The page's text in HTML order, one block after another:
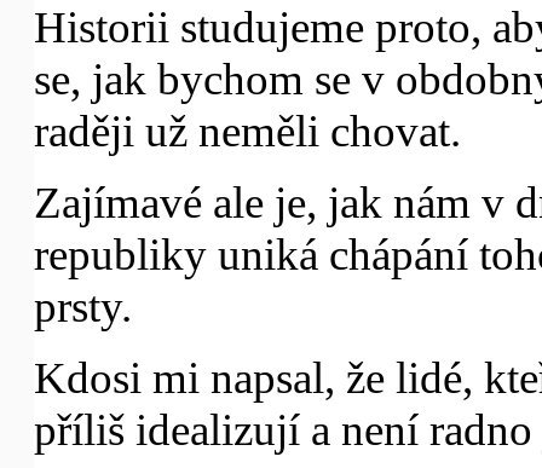
Historii studujeme proto,
se, jak bychom se v
raději už neměli chovat.
Zajímavé ale je, jak nám v
republiky uniká chápání
prsty.
Kdosi mi napsal, že lidé,
příliš idealizují a není